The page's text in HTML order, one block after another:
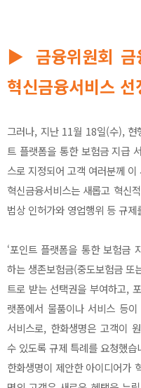
▶ 금융위원회 금
혁신금융서비스 선
그러나, 지난 11월 18일(수), 현
트 플랫폼을 통한 보험금 지급
스로 지정되어 고객 여러분께
혁신금융서비스는 새롭고 혁신
법상 인허가와 영업행위 등 규
‘포인트 플랫폼을 통한 보험금
하는 생존보험금(중도보험금 또
트로 받는 선택권을 부여하고,
랫폼에서 물품이나 서비스 등
서비스로, 한화생명은 고객이
수 있도록 규제 특례를 요청했습
한화생명이 제안한 아이디어가